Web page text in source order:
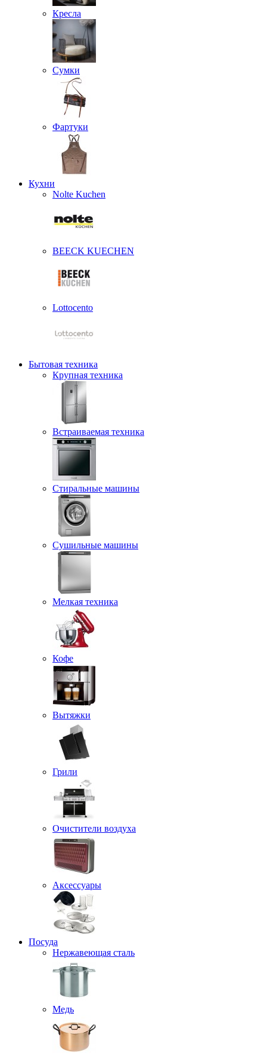
Кресла
Сумки
Фартуки
Кухни
Nolte Kuchen
BEECK KUECHEN
Lottocento
Бытовая техника
Крупная техника
Встраиваемая техника
Стиральные машины
Сушильные машины
Мелкая техника
Кофе
Вытяжки
Грили
Очистители воздуха
Аксессуары
Посуда
Нержавеющая сталь
Медь